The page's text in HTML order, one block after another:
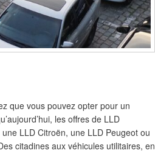
que vous pouvez opter pour un
les offres de LLD
une LLD Citroën, une LLD Peugeot ou
citadines aux véhicules utilitaires, en